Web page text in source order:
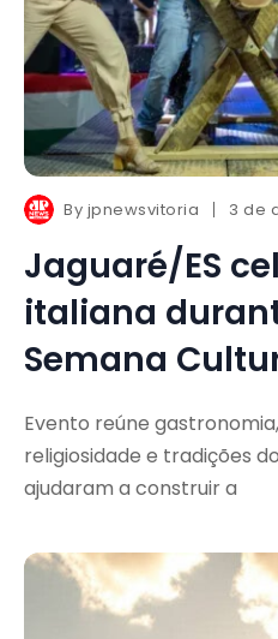
By jpnewsvitoria 3 de
Jaguaré/ES
italiana
Semana
Evento reúne
religiosidade e tradições
ajudaram a construir a